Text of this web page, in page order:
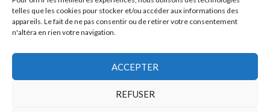
telles que les cookies pour stocker et/ou accéder aux informations des
appareils. Le fait de ne pas consentir ou de retirer votre consentement
n'altéra en rien votre navigation.
ACCEPTER
REFUSER
Éditions précédentes
04 72 49 52 49
3 Avenue Jean Estragnat